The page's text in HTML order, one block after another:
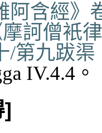
阿含經》
摩訶僧衹
/第九跋渠
IV.4.4。
]